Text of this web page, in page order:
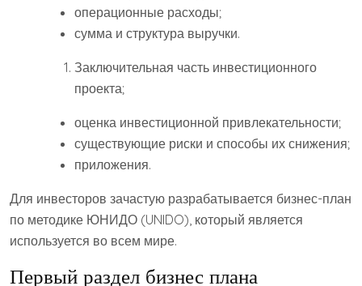
операционные расходы;
сумма и структура выручки.
Заключительная часть инвестиционного
проекта;
оценка инвестиционной привлекательности;
существующие риски и способы их снижения;
приложения.
Для инвесторов зачастую разрабатывается бизнес-план
по методике ЮНИДО (UNIDO), который является
используется во всем мире.
Первый раздел бизнес плана